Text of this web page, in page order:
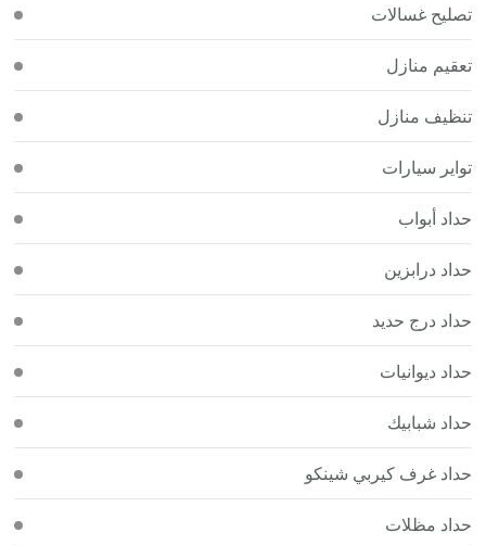
تصليح غسالات
تعقيم منازل
تنظيف منازل
تواير سيارات
حداد أبواب
حداد درابزين
حداد درج حديد
حداد ديوانيات
حداد شبابيك
حداد غرف كيربي شينكو
حداد مظلات